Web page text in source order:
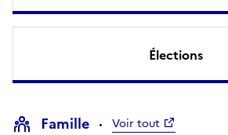
Élections
Famille Voir tout